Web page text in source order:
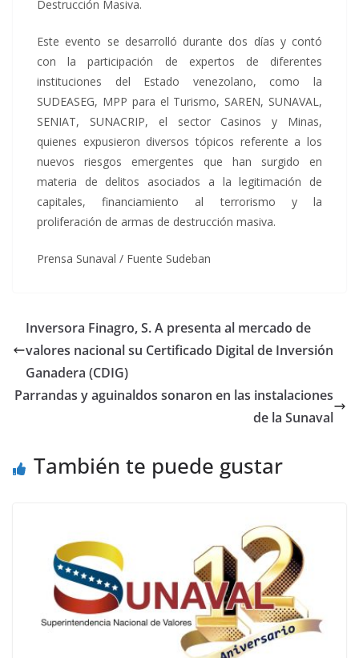
Destrucción Masiva.
Este evento se desarrolló durante dos días y contó
con la participación de expertos de diferentes
instituciones del Estado venezolano, como la
SUDEASEG, MPP para el Turismo, SAREN, SUNAVAL,
SENIAT, SUNACRIP, el sector Casinos y Minas,
quienes expusieron diversos tópicos referente a los
nuevos riesgos emergentes que han surgido en
materia de delitos asociados a la legitimación de
capitales, financiamiento al terrorismo y la
proliferación de armas de destrucción masiva.
Prensa Sunaval / Fuente Sudeban
Inversora Finagro, S. A presenta al mercado de
valores nacional su Certificado Digital de Inversión
Ganadera (CDIG)
Parrandas y aguinaldos sonaron en las instalaciones
de la Sunaval
También te puede gustar